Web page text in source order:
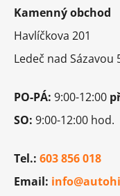
Kamenný obchod
Havlíčkova 201
Ledeč nad Sázavou
PO-PÁ: 9:00-12:00
SO: 9:00-12:00 hod.
Tel.: 603 856 018
Email: